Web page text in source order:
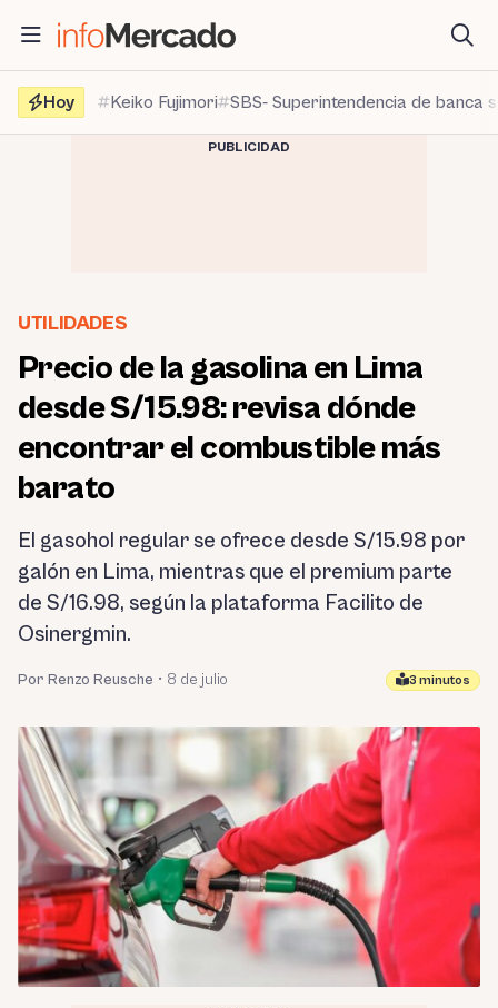
contenido
Hoy
Keiko Fujimori SBS- Superintendencia de banca
PUBLICIDAD
UTILIDADES
Precio de la gasolina en Lima
desde S/15.98: revisa dónde
encontrar el combustible más
barato
El gasohol regular se ofrece desde S/15.98 por
galón en Lima, mientras que el premium parte
de S/16.98, según la plataforma Facilito de
Osinergmin.
Por Renzo Reusche • 8 de julio 3 minutos